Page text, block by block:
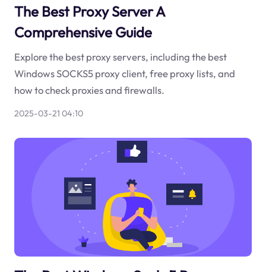
The Best Proxy Server A
Comprehensive Guide
Explore the best proxy servers, including the best
Windows SOCKS5 proxy client, free proxy lists, and
how to check proxies and firewalls.
2025-03-21 04:10